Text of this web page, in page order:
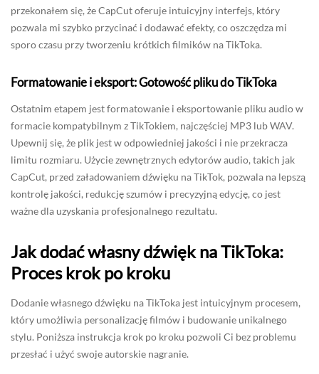
przekonałem się, że CapCut oferuje intuicyjny interfejs, który
pozwala mi szybko przycinać i dodawać efekty, co oszczędza mi
sporo czasu przy tworzeniu krótkich filmików na TikToka.
Formatowanie i eksport: Gotowość pliku do TikToka
Ostatnim etapem jest formatowanie i eksportowanie pliku audio w
formacie kompatybilnym z TikTokiem, najczęściej MP3 lub WAV.
Upewnij się, że plik jest w odpowiedniej jakości i nie przekracza
limitu rozmiaru. Użycie zewnętrznych edytorów audio, takich jak
CapCut, przed załadowaniem dźwięku na TikTok, pozwala na lepszą
kontrolę jakości, redukcję szumów i precyzyjną edycję, co jest
ważne dla uzyskania profesjonalnego rezultatu.
Jak dodać własny dźwięk na TikToka:
Proces krok po kroku
Dodanie własnego dźwięku na TikToka jest intuicyjnym procesem,
który umożliwia personalizację filmów i budowanie unikalnego
stylu. Poniższa instrukcja krok po kroku pozwoli Ci bez problemu
przesłać i użyć swoje autorskie nagranie.